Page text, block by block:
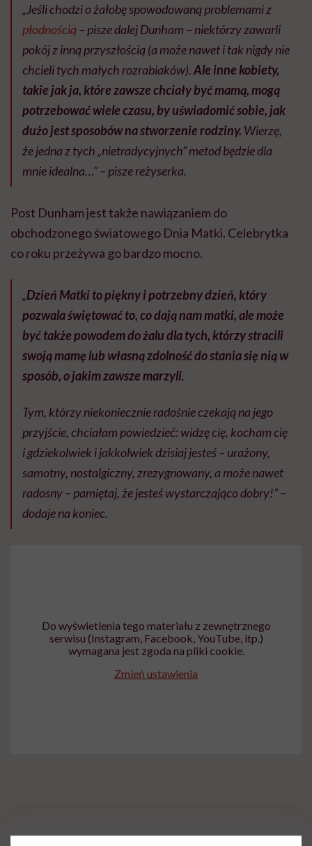
„Jeśli chodzi o żałobę spowodowaną problemami z
płodnością – pisze dalej Dunham – niektórzy zawarli
pokój z inną przyszłością (a może nawet i tak nigdy nie
chcieli tych małych rozrabiaków).Ale inne kobiety,
takie jak ja, które zawsze chciały być mamą, mogą
potrzebować wiele czasu, by uświadomić sobie, jak
dużo jest sposobów na stworzenie rodziny. Wierzę,
że jedna z tych „nietradycyjnych” metod będzie dla
mnie idealna…” – pisze reżyserka.
Post Dunham jest także nawiązaniem do
obchodzonego światowego Dnia Matki. Celebrytka
co roku przeżywa go bardzo mocno.
„Dzień Matki to piękny i potrzebny dzień, który
pozwala świętować to, co dają nam matki, ale może
być także powodem do żalu dla tych, którzy stracili
swoją mamę lub własną zdolność do stania się nią w
sposób, o jakim zawsze marzyli.
Tym, którzy niekoniecznie radośnie czekają na jego
przyjście, chciałam powiedzieć: widzę cię, kocham cię
i gdziekolwiek i jakkolwiek dzisiaj jesteś – urażony,
samotny, nostalgiczny, zrezygnowany, a może nawet
radosny – pamiętaj, że jesteś wystarczająco dobry!” –
dodaje na koniec.
Do wyświetlenia tego materiału z zewnętrznego
serwisu (Instagram, Facebook, YouTube, itp.)
wymagana jest zgoda na pliki cookie.
Zmień ustawienia